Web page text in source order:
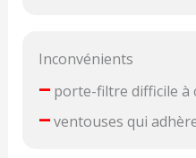
Inconvénients
–porte-filtre difficile à
–ventouses qui